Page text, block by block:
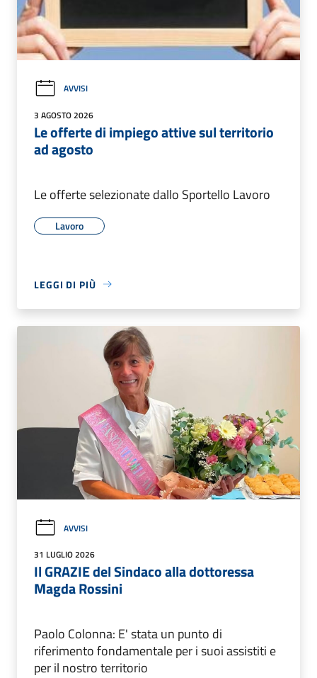
AVVISI
3 AGOSTO 2026
Le offerte di impiego attive sul territorio
ad agosto
Le offerte selezionate dallo Sportello Lavoro
Lavoro
LEGGI DI PIÙ
AVVISI
31 LUGLIO 2026
Il GRAZIE del Sindaco alla dottoressa
Magda Rossini
Paolo Colonna: E' stata un punto di
riferimento fondamentale per i suoi assistiti e
per il nostro territorio